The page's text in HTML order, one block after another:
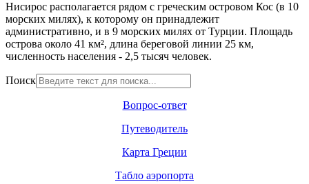
Нисирос располагается рядом с греческим островом Кос (в 10
морских милях), к которому он принадлежит
административно, и в 9 морских милях от Турции. Площадь
острова около 41 км², длина береговой линии 25 км,
численность населения - 2,5 тысяч человек.
Поиск
Вопрос-ответ
Путеводитель
Карта Греции
Табло аэропорта